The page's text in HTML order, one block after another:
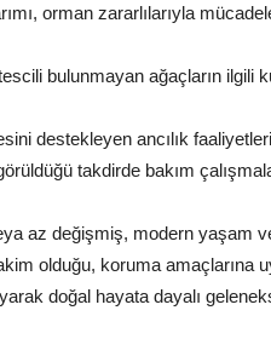
orman zararlılarıyla
bulunmayan ağaçların ilgili
destekleyen ancılık
takdirde bakım
az değişmiş, modern yaşam
olduğu, koruma amaçlarına
doğal hayata dayalı
Kültür Hazinesi Kayıt
Şanlıurfa’da 5 Bin
Şanlıurfa Valisi Hasan Şıldak,
geleceğe taşımak amacıyla...